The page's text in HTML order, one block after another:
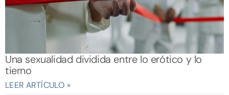
Una sexualidad dividida entre lo erótico y lo
tierno
LEER ARTÍCULO »